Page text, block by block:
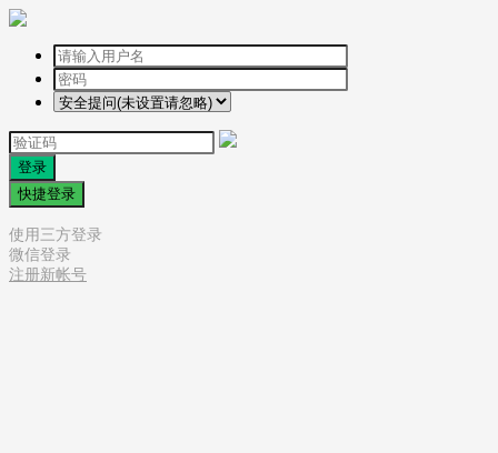
登录
快捷登录
使用三方登录
微信登录
注册新帐号